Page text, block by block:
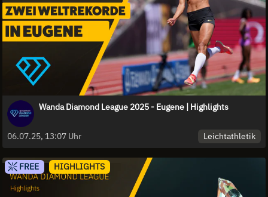
Wanda Diamond League 2025 - Eugene | Highlights
06.07.25, 13:07 Uhr Leichtathletik
FREE HIGHLIGHTS